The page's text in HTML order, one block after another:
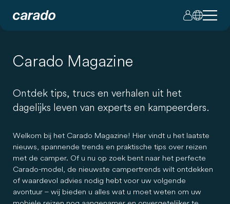
Carado Magazine
Ontdek tips, trucs en verhalen uit het
dagelijks leven van experts en kampeerders.
Welkom bij het Carado Magazine! Hier vindt u het laatste
nieuws, spannende trends en praktische tips over reizen
met de camper. Of u nu op zoek bent naar het perfecte
Carado-model, de nieuwste campertrends wilt ontdekken
of waardevol advies nodig hebt voor uw volgende
avontuur – wij bieden u alles wat u moet weten om uw